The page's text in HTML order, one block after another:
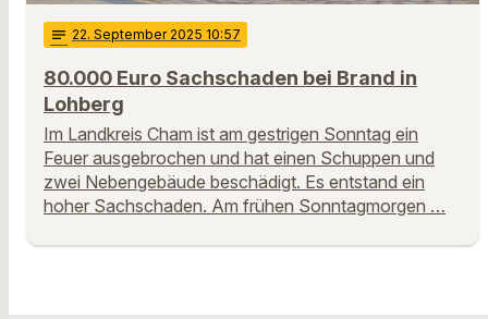
notes 22. September 2025 10:57
80.000 Euro Sachschaden bei Brand in
Lohberg
Im Landkreis Cham ist am gestrigen Sonntag ein
Feuer ausgebrochen und hat einen Schuppen und
zwei Nebengebäude beschädigt. Es entstand ein
hoher Sachschaden. Am frühen Sonntagmorgen …